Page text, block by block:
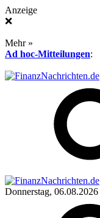
Anzeige
❌
Mehr »
Ad hoc-Mitteilungen:
Donnerstag, 06.08.2026